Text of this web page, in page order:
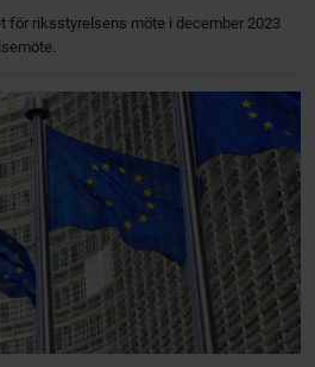
för riksstyrelsens möte i december 2023